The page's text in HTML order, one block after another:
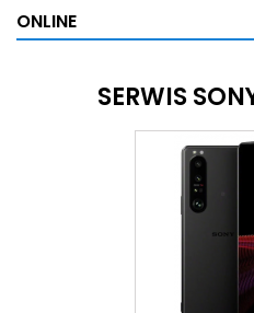
ONLINE
SERWIS